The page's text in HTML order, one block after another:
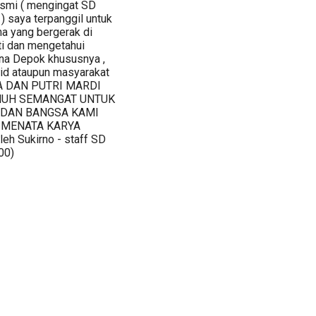
( mengingat SD
saya terpanggil untuk
yang bergerak di
dan mengetahui
Depok khususnya ,
ataupun masyarakat
DAN PUTRI MARDI
SEMANGAT UNTUK
BANGSA KAMI
KARYA
Sukirno - staff SD